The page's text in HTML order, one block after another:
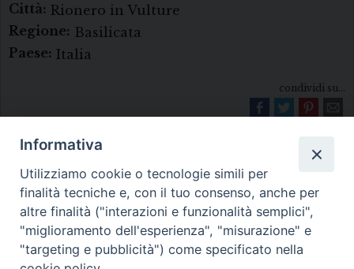
Città: Rionero in Vulture
Regione: Basilicata
Paese: Italia
condividi su...
Diocesi di Melfi Rapolla Venosa
Informativa
Utilizziamo cookie o tecnologie simili per
finalità tecniche e, con il tuo consenso, anche per
altre finalità ("interazioni e funzionalità semplici",
"miglioramento dell'esperienza", "misurazione" e
"targeting e pubblicità") come specificato nella